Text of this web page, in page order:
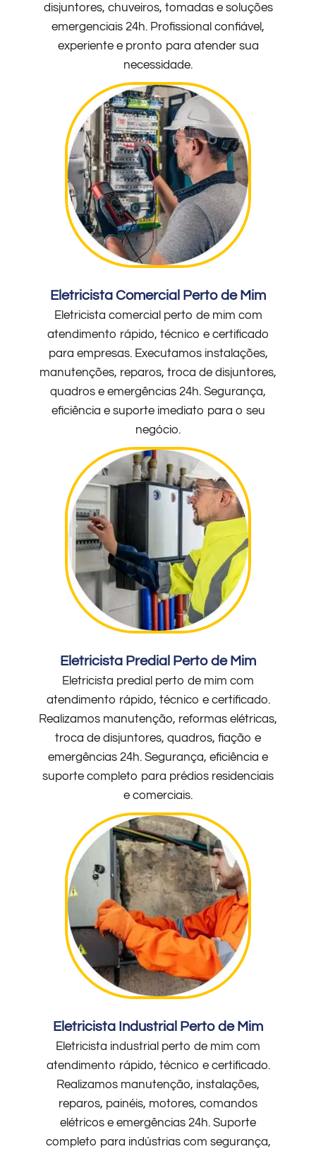
disjuntores, chuveiros, tomadas e soluções
emergenciais 24h. Profissional confiável,
experiente e pronto para atender sua
necessidade.
Eletricista Comercial Perto de Mim
Eletricista comercial perto de mim com
atendimento rápido, técnico e certificado
para empresas. Executamos instalações,
manutenções, reparos, troca de disjuntores,
quadros e emergências 24h. Segurança,
eficiência e suporte imediato para o seu
negócio.
Eletricista Predial Perto de Mim
Eletricista predial perto de mim com
atendimento rápido, técnico e certificado.
Realizamos manutenção, reformas elétricas,
troca de disjuntores, quadros, fiação e
emergências 24h. Segurança, eficiência e
suporte completo para prédios residenciais
e comerciais.
Eletricista Industrial Perto de Mim
Eletricista industrial perto de mim com
atendimento rápido, técnico e certificado.
Realizamos manutenção, instalações,
reparos, painéis, motores, comandos
elétricos e emergências 24h. Suporte
completo para indústrias com segurança,